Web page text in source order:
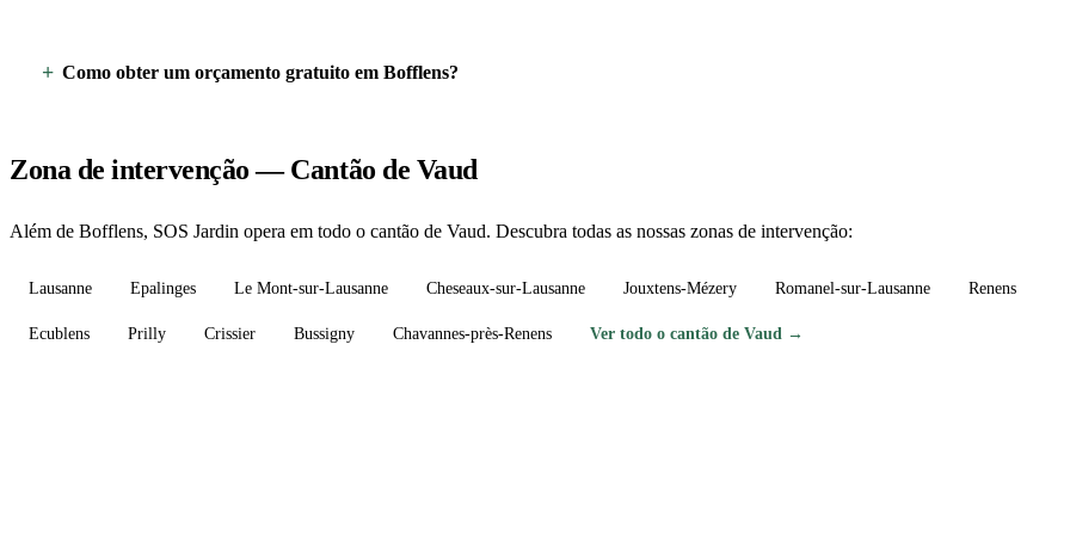
Como obter um orçamento gratuito em Bofflens?
Zona de intervenção — Cantão de Vaud
Além de Bofflens, SOS Jardin opera em todo o cantão de Vaud. Descubra todas as nossas zonas de intervenção:
Lausanne Epalinges Le Mont-sur-Lausanne Cheseaux-sur-Lausanne Jouxtens-Mézery Romanel-sur-Lausanne Renens
Ecublens Prilly Crissier Bussigny Chavannes-près-Renens Ver todo o cantão de Vaud →